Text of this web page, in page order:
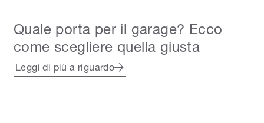
Quale porta per il garage? Ecco
come scegliere quella giusta
Leggi di più a riguardo